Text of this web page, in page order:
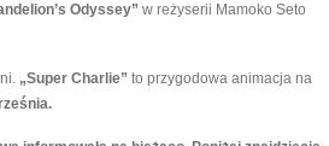
Odyssey” w reżyserii Mamoko Seto
„Super Charlie” to przygodowa animacja na